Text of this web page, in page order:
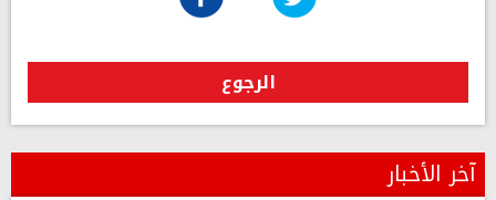
الرجوع
آخر الأخبار